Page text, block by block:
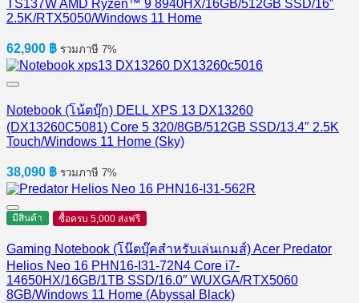
TS137W AMD Ryzen™ 9 8940HX/16GB/512GB SSD/16″
2.5K/RTX5050/Windows 11 Home
62,900 ฿ รวมภาษี 7%
Notebook (โน้ตบุ๊ก) DELL XPS 13 DX13260
(DX13260C5081) Core 5 320/8GB/512GB SSD/13.4″ 2.5K
Touch/Windows 11 Home (Sky)
38,090 ฿ รวมภาษี 7%
มีสินค้า ซื้อครบ 5,000 ส่งฟรี
Gaming Notebook (โน๊ตบุ๊คสำหรับเล่นเกมส์) Acer Predator
Helios Neo 16 PHN16-I31-72N4 Core i7-
14650HX/16GB/1TB SSD/16.0″ WUXGA/RTX5060
8GB/Windows 11 Home (Abyssal Black)